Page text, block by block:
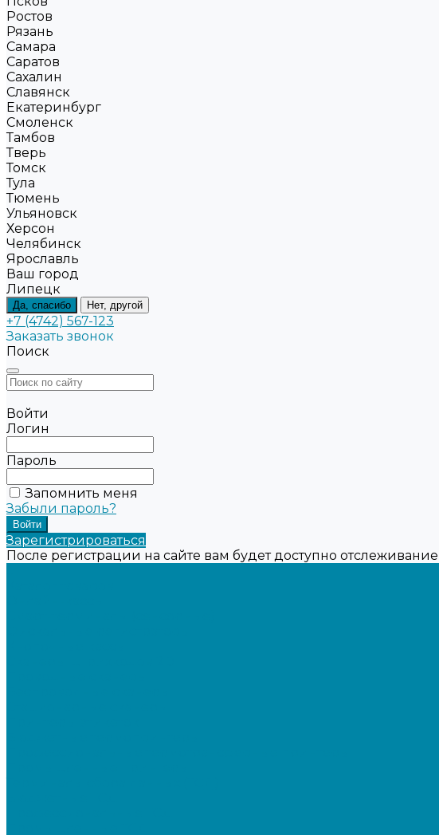
Ростов
Рязань
Самара
Саратов
Сахалин
Славянск
Екатеринбург
Смоленск
Тамбов
Тверь
Томск
Тула
Тюмень
Ульяновск
Херсон
Челябинск
Ярославль
Ваш город
Липецк
Да, спасибо Нет, другой
+7 (4742) 567-123
Заказать звонок
Поиск
Войти
Логин
Пароль
Запомнить меня
Забыли пароль?
Зарегистрироваться
После регистрации на сайте вам будет доступно